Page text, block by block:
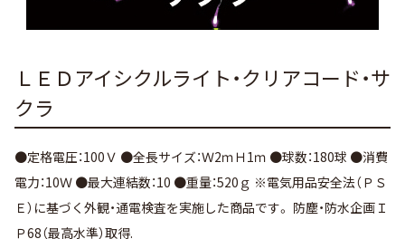
ＬＥＤアイシクルライト・クリアコード・サ
クラ
●定格電圧：100Ｖ ●全長サイズ：Ｗ2ｍＨ1ｍ ●球数：180球 ●消費
電力：10Ｗ ●最大連結数：10 ●重量：520ｇ ※電気用品安全法（ＰＳ
Ｅ）に基づく外観・通電検査を実施した商品です。 防塵・防水企画Ｉ
Ｐ68（最高水準）取得.